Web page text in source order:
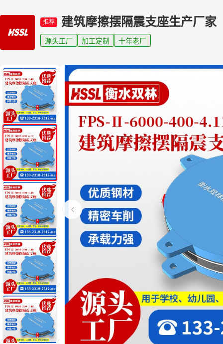
推荐 建筑摩擦摆隔震支座生产厂家
源头工厂 加工定制 十年老厂